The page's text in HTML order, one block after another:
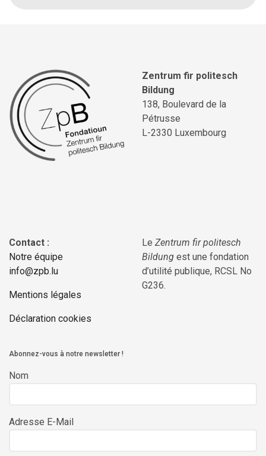
Zentrum fir politesch
Bildung
138, Boulevard de la
Pétrusse
L-2330 Luxembourg
Contact :
Notre équipe
info@zpb.lu
Mentions légales
Déclaration cookies
Le Zentrum fir politesch
Bildung est une fondation
d’utilité publique, RCSL No
G236.
Abonnez-vous à notre newsletter !
Nom
Adresse E-Mail